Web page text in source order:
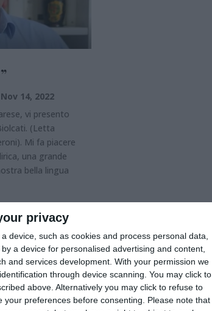
privacy
device, such as cookies and process personal data,
a device for personalised advertising and content,
and services development. With your permission we
through device scanning. You may click to
above. Alternatively you may click to refuse to
preferences before consenting.
Please note that
Nov 14, 2022
vi presento
(Letta
Mi fa piacere
una grande
bella lingua